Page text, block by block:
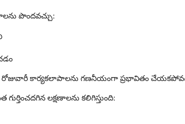
పొందవచ్చు:
కార్యకలాపాలను గణనీయంగా ప్రభావితం
లక్షణాలను కలిగిస్తుంది: